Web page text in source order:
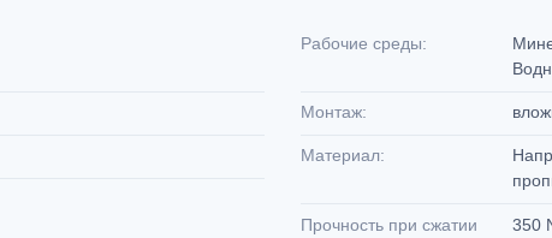
Рабочие среды:
Монтаж:
Материал:
Прочность при сжатии
350